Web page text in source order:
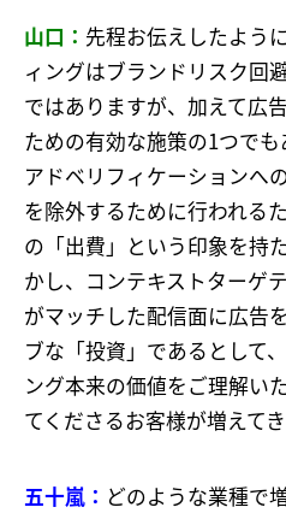
山口： 先程お伝えしたよう
ィングはブランドリスク回
ではありますが、加えて広
ための有効な施策の1つでも
アドベリフィケーションへ
を除外するために行われる
の「出費」という印象を持
かし、コンテキストターゲ
がマッチした配信面に広告
ブな「投資」であるとして
ング本来の価値をご理解い
てくださるお客様が増えてき
五十嵐： どのような業種で